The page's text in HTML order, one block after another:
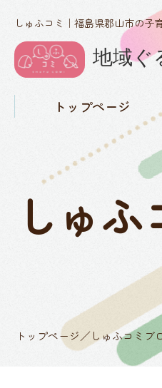
しゅふコミ｜福島県郡山市の子
トップページ
しゅ
トップページ／ しゅふコミブ